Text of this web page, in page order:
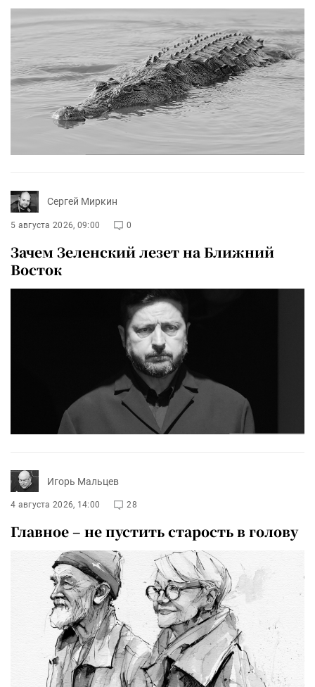
Сергей Миркин
5 августа 2026, 09:00 0
Зачем Зеленский лезет на Ближний
Восток
Игорь Мальцев
4 августа 2026, 14:00 28
Главное – не пустить старость в голову